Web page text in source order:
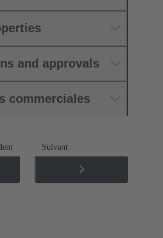
and approvals
commerciales
Suivant